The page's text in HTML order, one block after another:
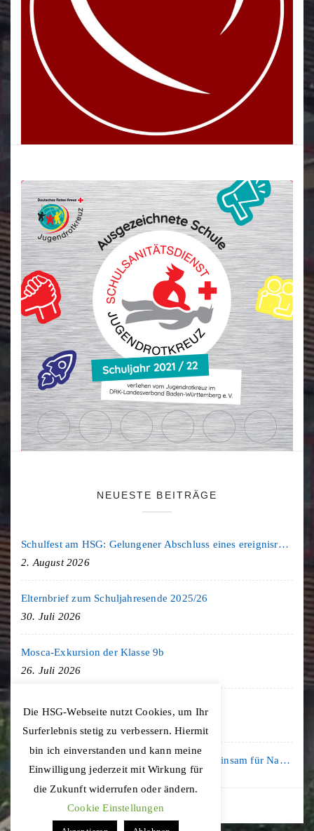
NEUESTE BEITRÄGE
Schulfest am HSG: Gelungener Abschluss eines ereignisreichen Schuljahres
2. August 2026
Elternbrief zum Schuljahresende 2025/26
30. Juli 2026
Mosca-Exkursion der Klasse 9b
26. Juli 2026
Freiburg-Exkursion des Geschichte LK
Kooperation mit der KLIMA ARENA: Gemeinsam für Nachhaltigkeit und Klimaschutz
16. Juli 2026
Die HSG-Webseite nutzt Cookies, um Ihr
Surferlebnis stetig zu verbessern. Hiermit
bin ich einverstanden und kann meine
Einwilligung jederzeit mit Wirkung für
die Zukunft widerrufen oder ändern.
Cookie Einstellungen